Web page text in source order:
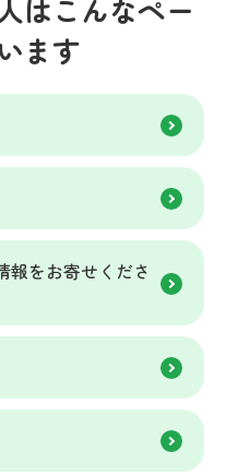
はこんなペー
ます
報をお寄せくださ